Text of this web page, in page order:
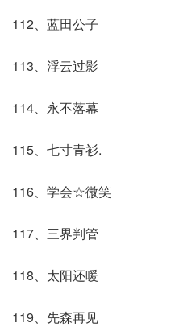
112、蓝田公子
113、浮云过影
114、永不落幕
115、七寸青衫.
116、学会☆微笑
117、三界判管
118、太阳还暖
119、先森再见